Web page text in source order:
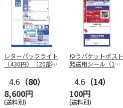
レターパックライト
（430円）（20部セ
4.6 （80）
8,600円
(送料別)
ゆうパケットポスト
発送用シール（1個
4.6 （14）
100円
(送料別)